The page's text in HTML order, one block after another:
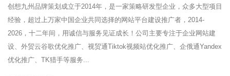
创想九州品牌策划成立于2014年，是一家策略研发型企业，众多大型项目
经验，超过上万家中国企业共同选择的网站平台建设推广者，2014-
2026，十二年间，用诚信与服务见证成长！公司主要专注于企业网站建
设、外贸云谷歌优化推广、视贸通Tiktok视频站优化推广、企俄通Yandex
优化推广、TK猎手等服务...